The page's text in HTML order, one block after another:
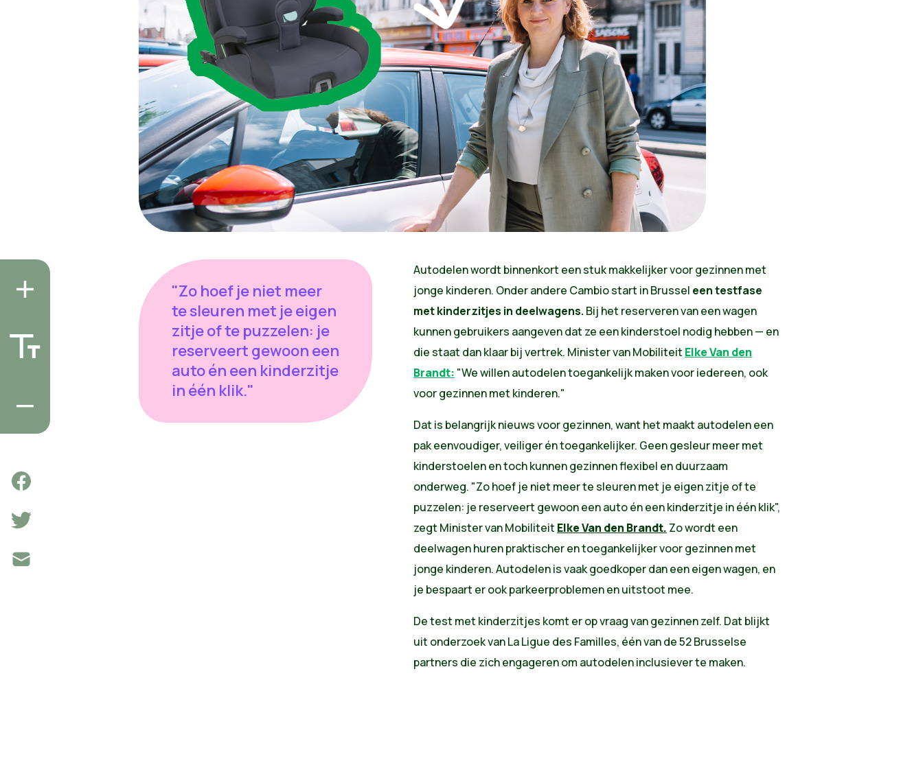
"Zo hoef je niet meer
te sleuren met je eigen
zitje of te puzzelen: je
reserveert gewoon een
auto én een kinderzitje
in één klik."
Autodelen wordt binnenkort een stuk makkelijker voor gezinnen met
jonge kinderen. Onder andere Cambio start in Brussel een testfase
met kinderzitjes in deelwagens. Bij het reserveren van een wagen
kunnen gebruikers aangeven dat ze een kinderstoel nodig hebben — en
die staat dan klaar bij vertrek. Minister van Mobiliteit Elke Van den
Brandt: "We willen autodelen toegankelijk maken voor iedereen, ook
voor gezinnen met kinderen."
Dat is belangrijk nieuws voor gezinnen, want het maakt autodelen een
pak eenvoudiger, veiliger én toegankelijker. Geen gesleur meer met
kinderstoelen en toch kunnen gezinnen flexibel en duurzaam
onderweg. "Zo hoef je niet meer te sleuren met je eigen zitje of te
puzzelen: je reserveert gewoon een auto én een kinderzitje in één klik",
zegt Minister van Mobiliteit Elke Van den Brandt. Zo wordt een
deelwagen huren praktischer en toegankelijker voor gezinnen met
jonge kinderen.Autodelen is vaak goedkoper dan een eigen wagen, en
je bespaart er ook parkeerproblemen en uitstoot mee.
De test met kinderzitjes komt er op vraag van gezinnen zelf. Dat blijkt
uit onderzoek van La Ligue des Familles, één van de 52 Brusselse
partners die zich engageren om autodelen inclusiever te maken.